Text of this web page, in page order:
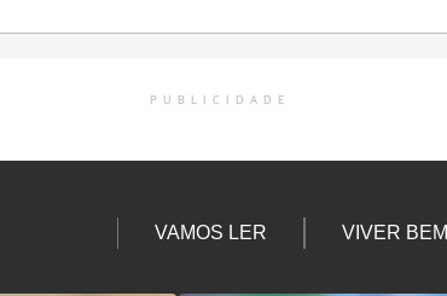
PUBLICIDADE
VAMOS LER VIVER BEM